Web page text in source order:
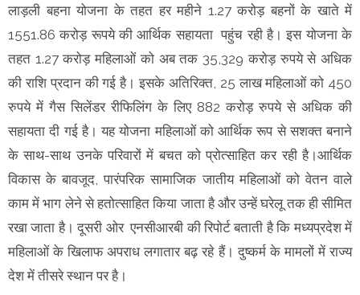
लाड़ली बहना योजना के तहत हर महीने 1.27 करोड़ बहनों के खाते में
1551.86 करोड़ रूपये की आर्थिक सहायता पहुंच रही है। इस योजना के
तहत 1.27 करोड़ महिलाओं को अब तक 35,329 करोड़ रुपये से अधिक
की राशि प्रदान की गई है। इसके अतिरिक्त, 25 लाख महिलाओं को 450
रुपये में गैस सिलेंडर रीफिलिंग के लिए 882 करोड़ रुपये से अधिक की
सहायता दी गई है। यह योजना महिलाओं को आर्थिक रूप से सशक्त बनाने
के साथ-साथ उनके परिवारों में बचत को प्रोत्साहित कर रही है।आर्थिक
विकास के बावजूद, पारंपरिक सामाजिक जातीय महिलाओं को वेतन वाले
काम में भाग लेने से हतोत्साहित किया जाता है और उन्हें घरेलू तक ही सीमित
रखा जाता है। दूसरी ओर एनसीआरबी की रिपोर्ट बताती है कि मध्यप्रदेश में
महिलाओं के खिलाफ अपराध लगातार बढ़ रहे हैं। दुष्कर्म के मामलों में राज्य
देश में तीसरे स्थान पर है।